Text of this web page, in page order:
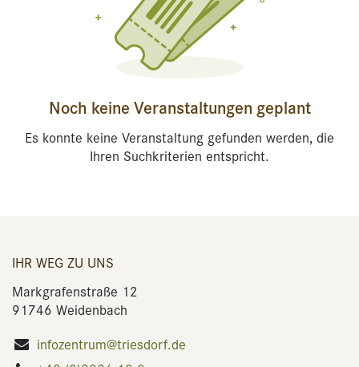
Noch keine Veranstaltungen geplant
Es konnte keine Veranstaltung gefunden werden, die
Ihren Suchkriterien entspricht.
IHR WEG ZU UNS
Markgrafenstraße 12
91746 Weidenbach
infozentrum@triesdorf.de